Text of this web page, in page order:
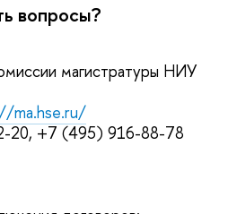
вопросы?
магистратуры НИУ
ma.hse.ru/
20, +7 (495) 916-88-78